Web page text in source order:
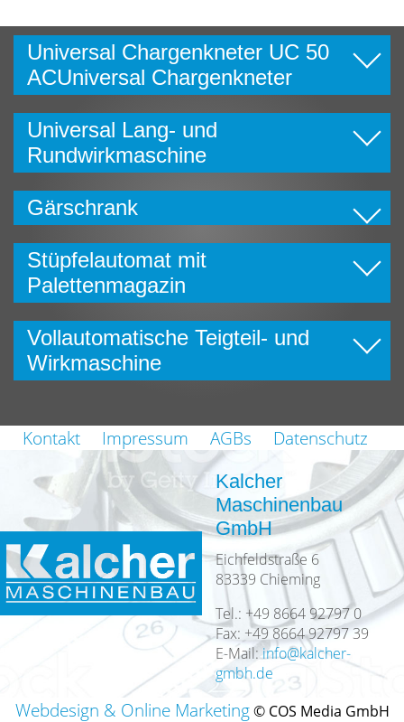
Universal Chargenkneter UC 50
ACUniversal Chargenkneter
Universal Lang- und
Rundwirkmaschine
Gärschrank
Stüpfelautomat mit
Palettenmagazin
Vollautomatische Teigteil- und
Wirkmaschine
Kontakt Impressum AGBs Datenschutz
Kalcher
Maschinenbau
GmbH
Eichfeldstraße 6
83339 Chieming
Tel.: +49 8664 92797 0
Fax: +49 8664 92797 39
E-Mail:
Webdesign & Online Marketing© COS Media GmbH